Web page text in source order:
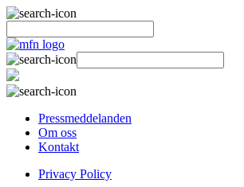
Pressmeddelanden
Om oss
Kontakt
Privacy Policy